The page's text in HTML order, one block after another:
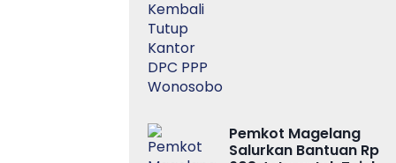
Pemkot Magelang
Salurkan Bantuan Rp